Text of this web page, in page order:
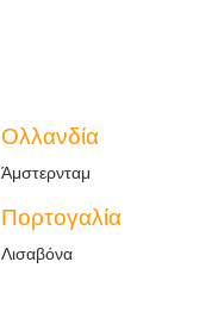
Ολλανδία
Άμστερνταμ
Πορτογαλία
Λισαβόνα